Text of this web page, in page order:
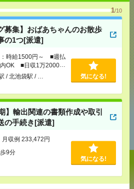
1/10
募集】おばあちゃんのお散歩
の1つ[派遣]
：時給1500円～ ■週払
OK ■日収1万2000円
/ 北池袋駅 / … 気になる!
】輸出関連の書類作成や取引
の手続き[派遣]
収例 233,472円
9分
気になる!
応募ページへ
気になる！
ツイート ブックマーク
履歴からの
め